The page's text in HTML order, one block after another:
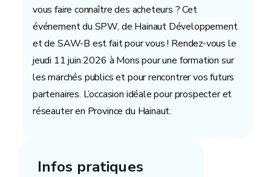
vous faire connaître des acheteurs ? Cet
événement du SPW, de Hainaut Développement
et de SAW-B est fait pour vous ! Rendez-vous le
jeudi 11 juin 2026 à Mons pour une formation sur
les marchés publics et pour rencontrer vos futurs
partenaires. L’occasion idéale pour prospecter et
réseauter en Province du Hainaut.
Infos pratiques